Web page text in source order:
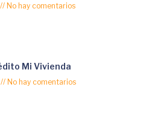
No hay comentarios
Mi Vivienda
No hay comentarios